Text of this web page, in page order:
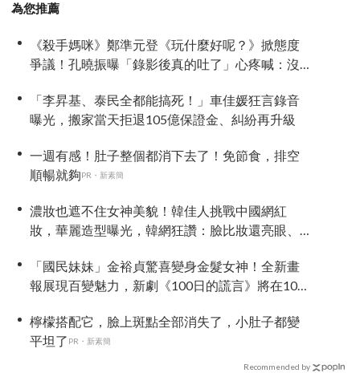
為您推薦
《殺手媽咪》鄭準元登《玩什麼好呢？》掀態度
爭議！孔曉振曝「錄影後真的吐了」心疼喊：沒
「李昇基、泰民全都能搞死！」車佳媛狂言錄音
曝光，搬家當天拒退105億保證金、糾紛再升級
一週有感！肚子整個都消下去了！免節食，排空
順暢就夠PR・新素簡
濃妝也遮不住女神美貌！韓佳人挑戰中國網紅
妝，華麗造型曝光，韓網狂讚：臉比妝還亮眼、
「國民妹妹」金裕貞驚喜變身金髮女神！全新畫
報展現百變魅力，新劇《100日的謊言》將在10月
檸檬搭配它，臉上斑點全部消失了，小肚子都變
平坦了 PR・新素簡
Recommended by